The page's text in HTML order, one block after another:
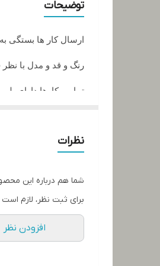
توضیحات
ارسال کار ها بستگی به اندازه کار از 10
رنگ و قد و مدل با نظر
تمامی کارها دارای
در صورت داشتن سوال
نظرات
شما هم درباره این
برای ثبت نظر، لازم
افزودن نظر